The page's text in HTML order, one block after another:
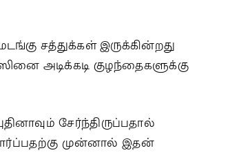
சத்துக்கள் இருக்கின்றது
அடிக்கடி குழந்தைகளுக்கு
சேர்ந்திருப்பதால்
முன்னால் இதன்